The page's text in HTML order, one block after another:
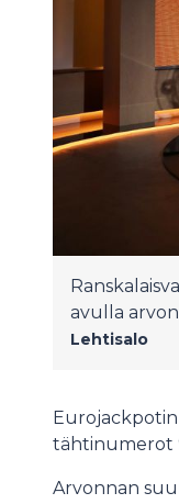
avulla
Lehtisalo
Eurojackpotin
tähtinumerot
Arvonnan